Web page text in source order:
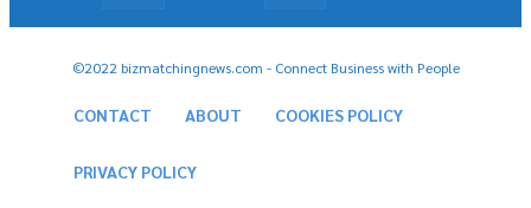
©2022 bizmatchingnews.com - Connect Business with People
CONTACT ABOUT COOKIES POLICY
PRIVACY POLICY